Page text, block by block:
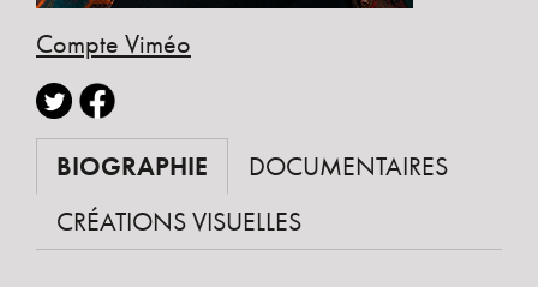
Compte Viméo
BIOGRAPHIE
DOCUMENTAIRES
CRÉATIONS VISUELLES